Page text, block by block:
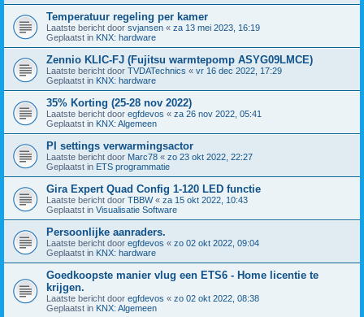
Temperatuur regeling per kamer
Laatste bericht door svjansen « za 13 mei 2023, 16:19
Geplaatst in KNX: hardware
Zennio KLIC-FJ (Fujitsu warmtepomp ASYG09LMCE)
Laatste bericht door TVDATechnics « vr 16 dec 2022, 17:29
Geplaatst in KNX: hardware
35% Korting (25-28 nov 2022)
Laatste bericht door egfdevos « za 26 nov 2022, 05:41
Geplaatst in KNX: Algemeen
PI settings verwarmingsactor
Laatste bericht door Marc78 « zo 23 okt 2022, 22:27
Geplaatst in ETS programmatie
Gira Expert Quad Config 1-120 LED functie
Laatste bericht door TBBW« za 15 okt 2022, 10:43
Geplaatst in Visualisatie Software
Persoonlijke aanraders.
Laatste bericht door egfdevos « zo 02 okt 2022, 09:04
Geplaatst in KNX: hardware
Goedkoopste manier vlug een ETS6 - Home licentie te
krijgen.
Laatste bericht door egfdevos « zo 02 okt 2022, 08:38
Geplaatst in KNX: Algemeen